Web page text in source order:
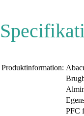
Produktinformation:
PFC